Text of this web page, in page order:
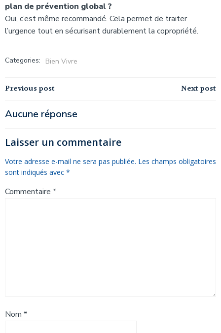
plan de prévention global ?
Oui, c’est même recommandé. Cela permet de traiter
l’urgence tout en sécurisant durablement la copropriété.
Categories: Bien Vivre
Navigation
de
l’article
Previous post Navigation
l’article
Next post
Aucune réponse
Laisser un commentaire
Votre adresse e-mail ne sera pas publiée. Les champs obligatoires
sont indiqués avec *
Commentaire *
Nom *